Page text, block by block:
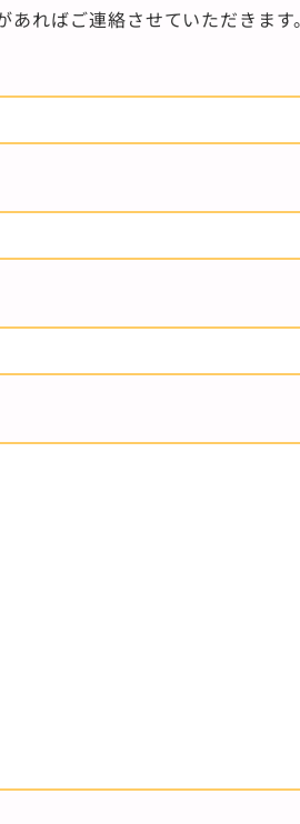
ればご連絡させていただきます。